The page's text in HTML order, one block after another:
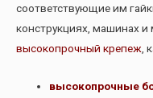
соответствующие им
конструкциях, машинах и
высокопрочный крепеж ,
высокопрочные